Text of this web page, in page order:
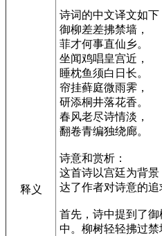
释义
诗词的中文译文如下
御柳差差拂禁墙，
菲才何事直仙乡。
坐闻鸡唱皇宫近，
睡枕鱼须白日长。
帘挂藓庭微雨霁，
研添桐井落花香。
春风老尽诗情淡，
翻卷青编独绕廊。
诗意和赏析：
这首诗以宫廷为背
达了作者对诗意的追
首先，诗中提到了
中。柳树轻轻拂过